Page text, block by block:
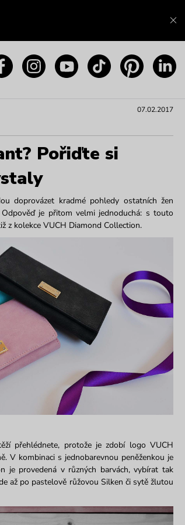
07.02.2017
Pořiďte si
doprovázet kradmé pohledy ostatních žen
je přitom velmi jednoduchá: s touto
z kolekce VUCH Diamond Collection.
přehlédnete, protože je zdobí logo VUCH
V kombinaci s jednobarevnou peněženkou je
je provedená v různých barvách, vybírat tak
až po pastelově růžovou Silken či sytě žlutou